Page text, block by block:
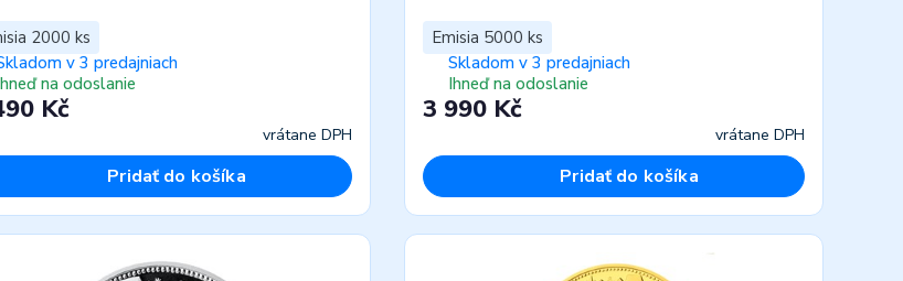
2000 ks
v 3 predajniach
na odoslanie
Kč
vrátane DPH
Pridať do košíka
Emisia 5000 ks
Skladom v 3 predajniach
Ihneď na odoslanie
3 990 Kč
vrátane DPH
Pridať do košíka